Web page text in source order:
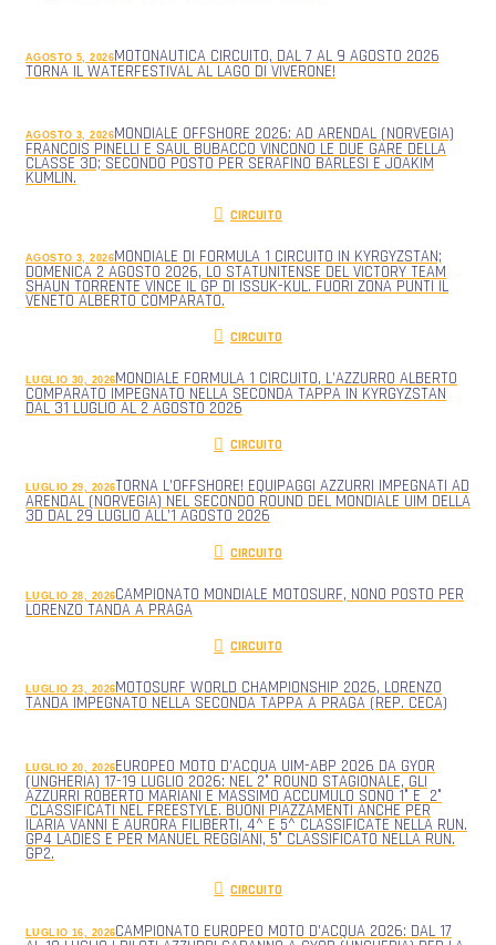
AGOSTO 5, 2026MOTONAUTICA CIRCUITO, DAL 7 AL 9 AGOSTO 2026
TORNA IL WATERFESTIVAL AL LAGO DI VIVERONE!
AGOSTO 3, 2026MONDIALE OFFSHORE 2026: AD ARENDAL (NORVEGIA)
FRANCOIS PINELLI E SAUL BUBACCO VINCONO LE DUE GARE DELLA
CLASSE 3D; SECONDO POSTO PER SERAFINO BARLESI E JOAKIM
KUMLIN.
CIRCUITO
AGOSTO 3, 2026MONDIALE DI FORMULA 1 CIRCUITO IN KYRGYZSTAN;
DOMENICA 2 AGOSTO 2026, LO STATUNITENSE DEL VICTORY TEAM
SHAUN TORRENTE VINCE IL GP DI ISSUK-KUL. FUORI ZONA PUNTI IL
VENETO ALBERTO COMPARATO.
CIRCUITO
LUGLIO 30, 2026MONDIALE FORMULA 1 CIRCUITO, L’AZZURRO ALBERTO
COMPARATO IMPEGNATO NELLA SECONDA TAPPA IN KYRGYZSTAN
DAL 31 LUGLIO AL 2 AGOSTO 2026
CIRCUITO
LUGLIO 29, 2026TORNA L’OFFSHORE! EQUIPAGGI AZZURRI IMPEGNATI AD
ARENDAL (NORVEGIA) NEL SECONDO ROUND DEL MONDIALE UIM DELLA
3D DAL 29 LUGLIO ALL’1 AGOSTO 2026
CIRCUITO
LUGLIO 28, 2026CAMPIONATO MONDIALE MOTOSURF, NONO POSTO PER
LORENZO TANDA A PRAGA
CIRCUITO
LUGLIO 23, 2026MOTOSURF WORLD CHAMPIONSHIP 2026, LORENZO
TANDA IMPEGNATO NELLA SECONDA TAPPA A PRAGA (REP. CECA)
LUGLIO 20, 2026EUROPEO MOTO D’ACQUA UIM-ABP 2026 DA GYOR
(UNGHERIA) 17-19 LUGLIO 2026: NEL 2° ROUND STAGIONALE, GLI
AZZURRI ROBERTO MARIANI E MASSIMO ACCUMULO SONO 1° E 2°
CLASSIFICATI NEL FREESTYLE. BUONI PIAZZAMENTI ANCHE PER
ILARIA VANNI E AURORA FILIBERTI, 4^ E 5^ CLASSIFICATE NELLA RUN.
GP4 LADIES E PER MANUEL REGGIANI, 5° CLASSIFICATO NELLA RUN.
GP2.
CIRCUITO
LUGLIO 16, 2026CAMPIONATO EUROPEO MOTO D’ACQUA 2026: DAL 17